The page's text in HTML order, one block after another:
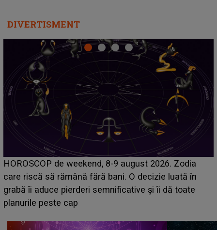
DIVERTISMENT
Emanuel a ținut ACEST DETALIU ASCUNS până
acum! În fața Alexandrei, concurentul din Casa Iubirii
face o MĂRTURISIRE NEAȘTEPTATĂ despre mama
sa: "I-am spus și ei în față, eu nu te iubesc pentru